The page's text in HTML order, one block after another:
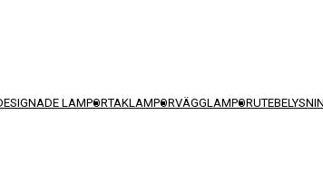
LAMPORTAKLAMPORVÄGGLAMPOR